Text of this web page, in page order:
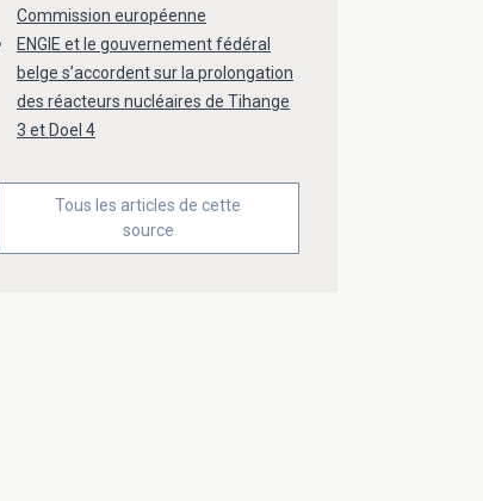
Commission européenne
ENGIE et le gouvernement fédéral
belge s’accordent sur la prolongation
des réacteurs nucléaires de Tihange
3 et Doel 4
Tous les articles de cette
source